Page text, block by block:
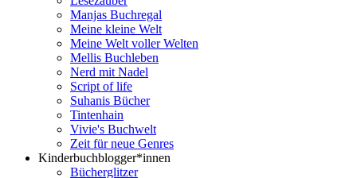
Manjas Buchregal
Meine kleine Welt
Meine Welt voller Welten
Mellis Buchleben
Nerd mit Nadel
Script of life
Suhanis Bücher
Tintenhain
Vivie's Buchwelt
Zeit für neue Genres
Kinderbuchblogger*innen
Bücherglitzer